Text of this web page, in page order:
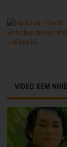
VIDEO XEM